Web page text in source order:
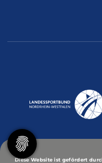
Diese Website ist gefördert